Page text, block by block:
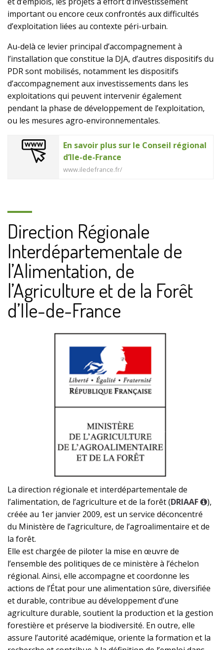
important ou encore ceux confrontés aux difficultés
d’exploitation liées au contexte péri-urbain.
Au-delà ce levier principal d’accompagnement à
l’installation que constitue la DJA, d’autres dispositifs du
PDR sont mobilisés, notamment les dispositifs
d’accompagnement aux investissements dans les
exploitations qui peuvent intervenir également
pendant la phase de développement de l’exploitation,
ou les mesures agro-environnementales.
En savoir plus sur le Conseil régional
d’Ile-de-France
www.iledefrance.fr/
Direction Régionale
Interdépartementale de
l’Alimentation, de
l’Agriculture et de la Forêt
d’Ile-de-France
La direction régionale et interdépartementale de
l’alimentation, de l’agriculture et de la forêt (DRIAAF
),
créée au 1er janvier 2009, est un service déconcentré
du Ministère de l’agriculture, de l’agroalimentaire et de
la forêt.
Elle est chargée de piloter la mise en œuvre de
l’ensemble des politiques de ce ministère à l’échelon
régional. Ainsi, elle accompagne et coordonne les
actions de l’État pour une alimentation sûre, diversifiée
et durable, contribue au développement d’une
agriculture durable, soutient la production et la gestion
forestière et préserve la biodiversité. En outre, elle
assure l’autorité académique, oriente la formation et la